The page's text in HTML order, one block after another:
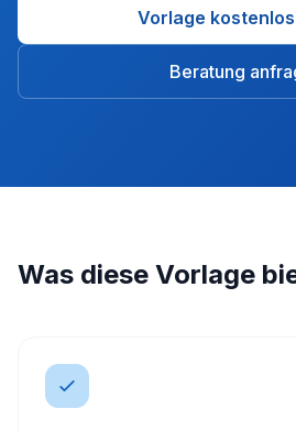
Vorlage
Beratung
Was diese Vorlage